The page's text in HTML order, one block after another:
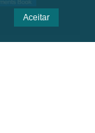
Aceitar